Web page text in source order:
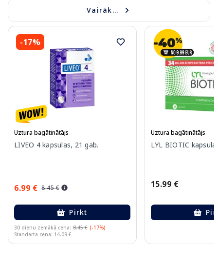
Vairāk...
-17%
Uztura bagātinātājs
LIVEO 4 kapsulas, 21 gab.
6.99 € 8.45 €
Pirkt
30 dienu zemākā cena: 8.45 € (-17%)
Standarta cena: 14.09 €
Uztura bagātinātājs
LYL BIOTIC
15.99 €